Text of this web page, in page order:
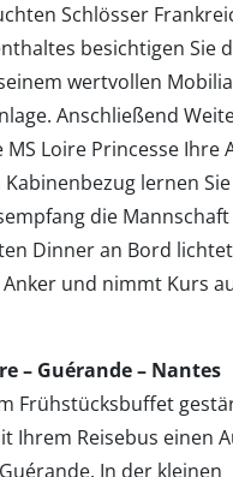
Schlösser
besichtigen Sie
wertvollen
Anschließend
MS Loire Princesse Ihre
lernen
die
Dinner an Bord
und nimmt Kurs
– Guérande – Nantes
Frühstücksbuffet
Ihrem Reisebus einen
In der kleinen